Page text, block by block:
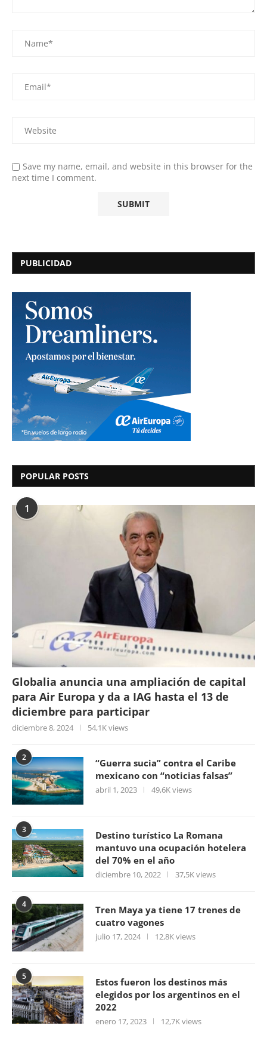
Save my name, email, and website in this browser for the
next time I comment.
PUBLICIDAD
POPULAR POSTS
1
Globalia anuncia una ampliación de capital
para Air Europa y da a IAG hasta el 13 de
diciembre para participar
diciembre 8, 2024 54,1K views
2
“Guerra sucia” contra el Caribe
mexicano con “noticias falsas”
abril 1, 2023 49,6K views
3
Destino turístico La Romana
mantuvo una ocupación hotelera
del 70% en el año
diciembre 10, 2022 37,5K views
4
Tren Maya ya tiene 17 trenes de
cuatro vagones
julio 17, 2024 12,8K views
5
Estos fueron los destinos más
elegidos por los argentinos en el
2022
enero 17, 2023 12,7K views